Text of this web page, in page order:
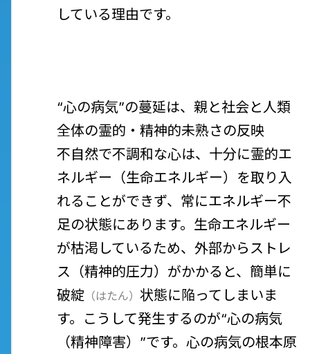
している理由です。
“心の病気”の蔓延は、親と社会と人類
全体の霊的・精神的未熟さの反映
不自然で不調和な心は、十分に霊的エ
ネルギー（生命エネルギー）を取り入
れることができず、常にエネルギー不
足の状態にあります。生命エネルギー
が枯渇しているため、外部からストレ
ス（精神的圧力）がかかると、簡単に
破綻 （はたん） 状態に陥ってしまいま
す。こうして発生するのが“心の病気
（精神障害）”です。心の病気の根本原